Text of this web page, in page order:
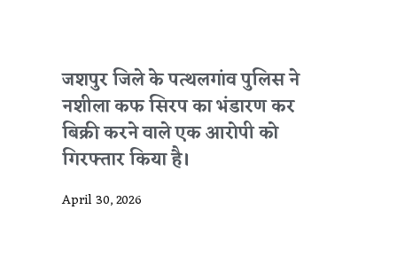
जशपुर जिले के पत्थलगांव पुलिस ने
नशीला कफ सिरप का भंडारण कर
बिक्री करने वाले एक आरोपी को
गिरफ्तार किया है।
April 30, 2026